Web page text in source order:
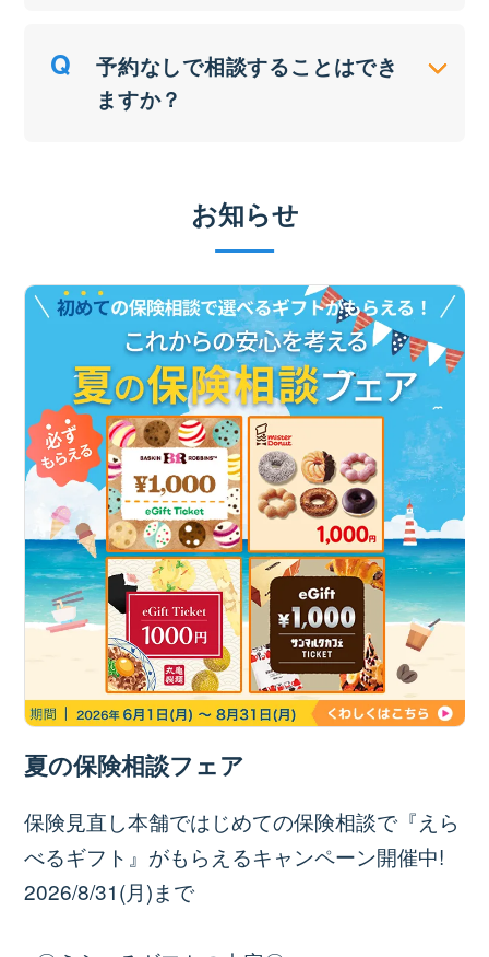
予約なしで相談することはでき
ますか？
お知らせ
夏の保険相談フェア
保険見直し本舗ではじめての保険相談で『えら
べるギフト』がもらえるキャンペーン開催中!
2026/8/31(月)まで